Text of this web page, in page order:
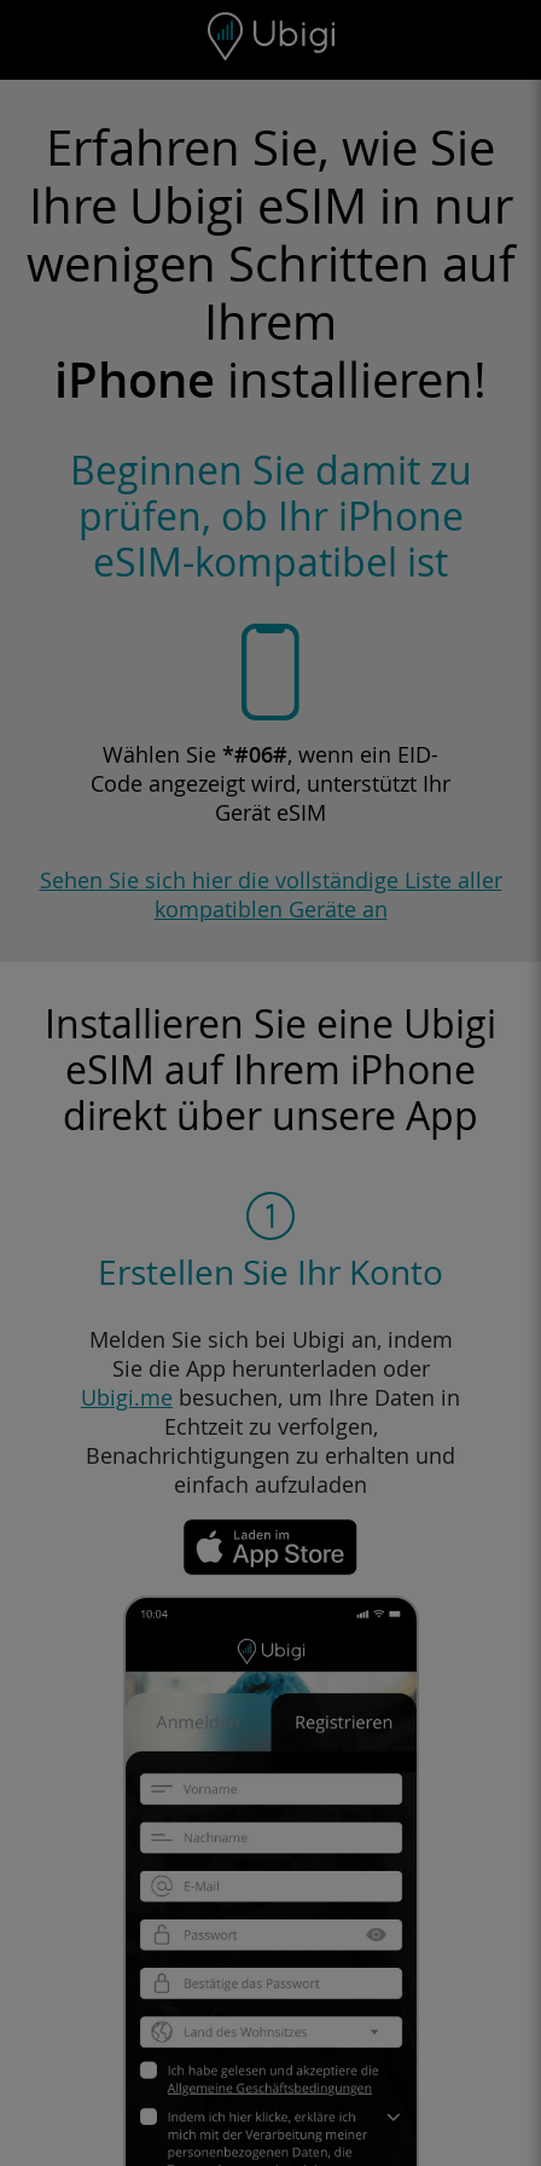
Navigationsleiste Fußzeile
Erfahren Sie, wie Sie
Ihre Ubigi eSIM in nur
wenigen Schritten auf
Ihrem
iPhone installieren!
Beginnen Sie damit zu
prüfen, ob Ihr iPhone
eSIM-kompatibel ist
Wählen Sie *#06#, wenn ein EID-
Code angezeigt wird, unterstützt Ihr
Gerät eSIM
Sehen Sie sich hier die vollständige Liste aller
kompatiblen Geräte an
Installieren Sie eine Ubigi
eSIM auf Ihrem iPhone
direkt über unsere App
Erstellen Sie Ihr Konto
Melden Sie sich bei Ubigi an, indem
Sie die App herunterladen oder
Ubigi.me besuchen, um Ihre Daten in
Echtzeit zu verfolgen,
Benachrichtigungen zu erhalten und
einfach aufzuladen